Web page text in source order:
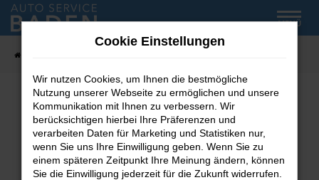
Zum
Hauptinhalt
MENÜ
Fehler: Network Error
Beim Laden ist ein Fehler aufgetreten.
Hier sind ein paar Tipps, die dir helfen können:
Cookie Einstellungen
Wir nutzen Cookies, um Ihnen die bestmögliche
Nutzung unserer Webseite zu ermöglichen und unsere
Kommunikation mit Ihnen zu verbessern. Wir
berücksichtigen hierbei Ihre Präferenzen und
verarbeiten Daten für Marketing und Statistiken nur,
wenn Sie uns Ihre Einwilligung geben. Wenn Sie zu
einem späteren Zeitpunkt Ihre Meinung ändern, können
Sie die Einwilligung jederzeit für die Zukunft widerrufen.